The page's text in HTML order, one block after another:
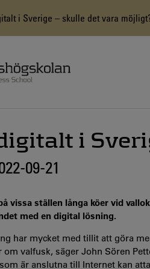
i Sverige – skulle det vara
i
09-21
vissa ställen långa köer vid
med en digital lösning.
har mycket med tillit att göra
om valfusk, säger John Sören
är anslutna till Internet kan